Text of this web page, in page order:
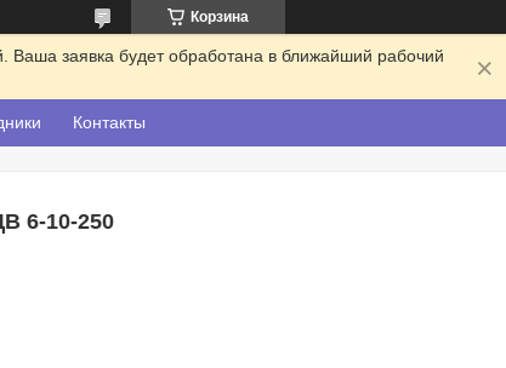
Корзина
Ваша заявка будет обработана в ближайший рабочий
Контакты
10-250